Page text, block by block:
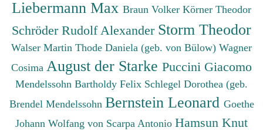
Liebermann Max Braun Volker Körner Theodor
Schröder Rudolf Alexander Storm Theodor
Walser Martin Thode Daniela (geb. von Bülow) Wagner
Cosima August der Starke Puccini Giacomo
Mendelssohn Bartholdy Felix Schlegel Dorothea (geb.
Brendel Mendelssohn Bernstein Leonard Goethe
Johann Wolfang von Scarpa Antonio Hamsun Knut